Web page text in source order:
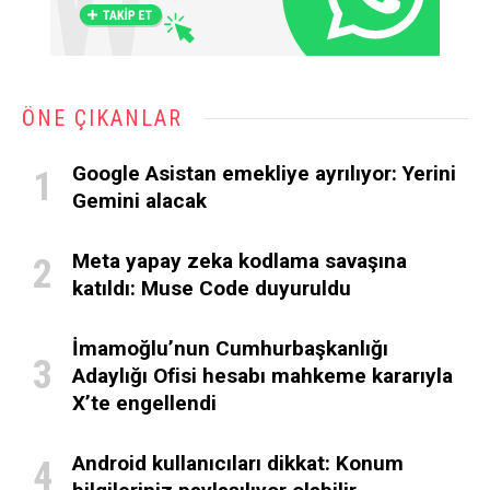
ÖNE ÇIKANLAR
Google Asistan emekliye ayrılıyor: Yerini
Gemini alacak
Meta yapay zeka kodlama savaşına
katıldı: Muse Code duyuruldu
İmamoğlu’nun Cumhurbaşkanlığı
Adaylığı Ofisi hesabı mahkeme kararıyla
X’te engellendi
Android kullanıcıları dikkat: Konum